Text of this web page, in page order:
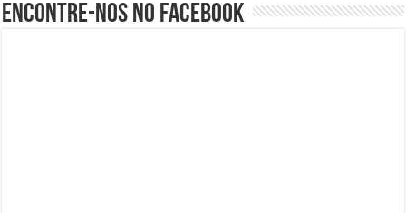
Encontre-nos no Facebook